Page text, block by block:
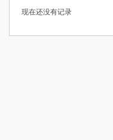
现在还没有记录